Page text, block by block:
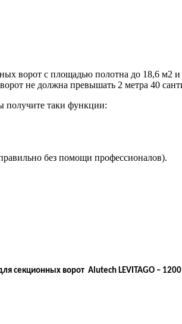
ворот с площадью полотна до 18,6 м2
не должна превышать 2 метра 40
получите таки функции:
без помощи профессионалов).
секционных ворот Alutech LEVITAGO –